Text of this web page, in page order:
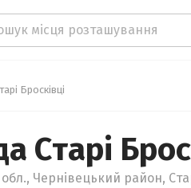
Бросківці
Старі
Чернівецький район,